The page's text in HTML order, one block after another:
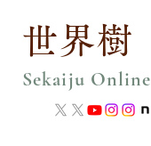
世界樹
Sekaiju Online